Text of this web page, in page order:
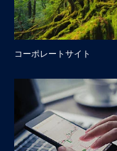
コーポレートサイト